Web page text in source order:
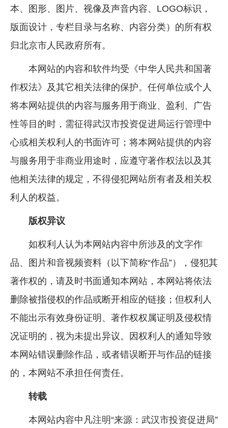
本、图形、图片、视像及声音内容、LOGO标识，
版面设计，专栏目录与名称、内容分类）的所有权
归北京市人民政府所有。
本网站的内容和软件均受《中华人民共和国著
作权法》及其它相关法律的保护。任何单位或个人
将本网站提供的内容与服务用于商业、盈利、广告
性等目的时，需征得武汉市投资促进局运行管理中
心或相关权利人的书面许可；将本网站提供的内容
与服务用于非商业用途时，应遵守著作权法以及其
他相关法律的规定，不得侵犯网站所有者及相关权
利人的权益。
版权异议
如权利人认为本网站内容中所涉及的文字作
品、图片和音视频资料（以下简称“作品”），侵犯其
著作权的，请及时书面通知本网站，本网站将依法
删除被指侵权的作品或断开相应的链接；但权利人
不能出示有效身份证明、著作权权属证明及侵权情
况证明的，视为未提出异议。因权利人的通知导致
本网站错误删除作品，或者错误断开与作品的链接
的，本网站不承担任何责任。
转载
本网站内容中凡注明“来源：武汉市投资促进局”